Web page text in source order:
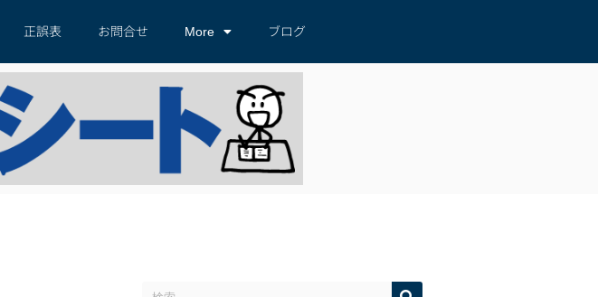
正誤表 お問合せ More ブログ